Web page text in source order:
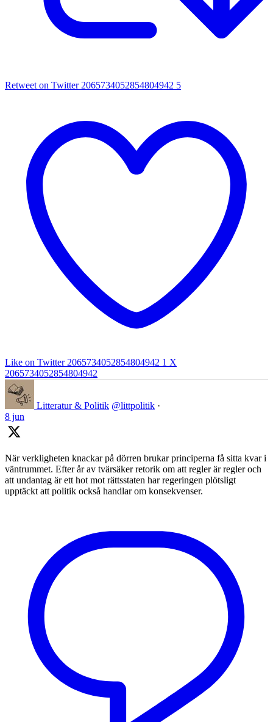
Retweet on Twitter 2065734052854804942 5
Like on Twitter 2065734052854804942 1 X
2065734052854804942
Litteratur & Politik @littpolitik ·
8 jun
När verkligheten knackar på dörren brukar principerna få sitta kvar i
väntrummet. Efter år av tvärsäker retorik om att regler är regler och
att undantag är ett hot mot rättsstaten har regeringen plötsligt
upptäckt att politik också handlar om konsekvenser.